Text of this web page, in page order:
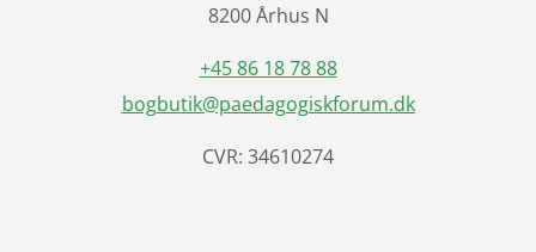
8200 Århus N
+45 86 18 78 88
bogbutik@paedagogiskforum.dk
CVR: 34610274